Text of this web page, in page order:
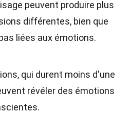
peuvent produire plus
différentes, bien que
liées aux émotions.
qui durent moins d'une
révéler des émotions